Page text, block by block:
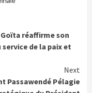
Goïta réaffirme son
de la paix et
Next
Passawendé Pélagie